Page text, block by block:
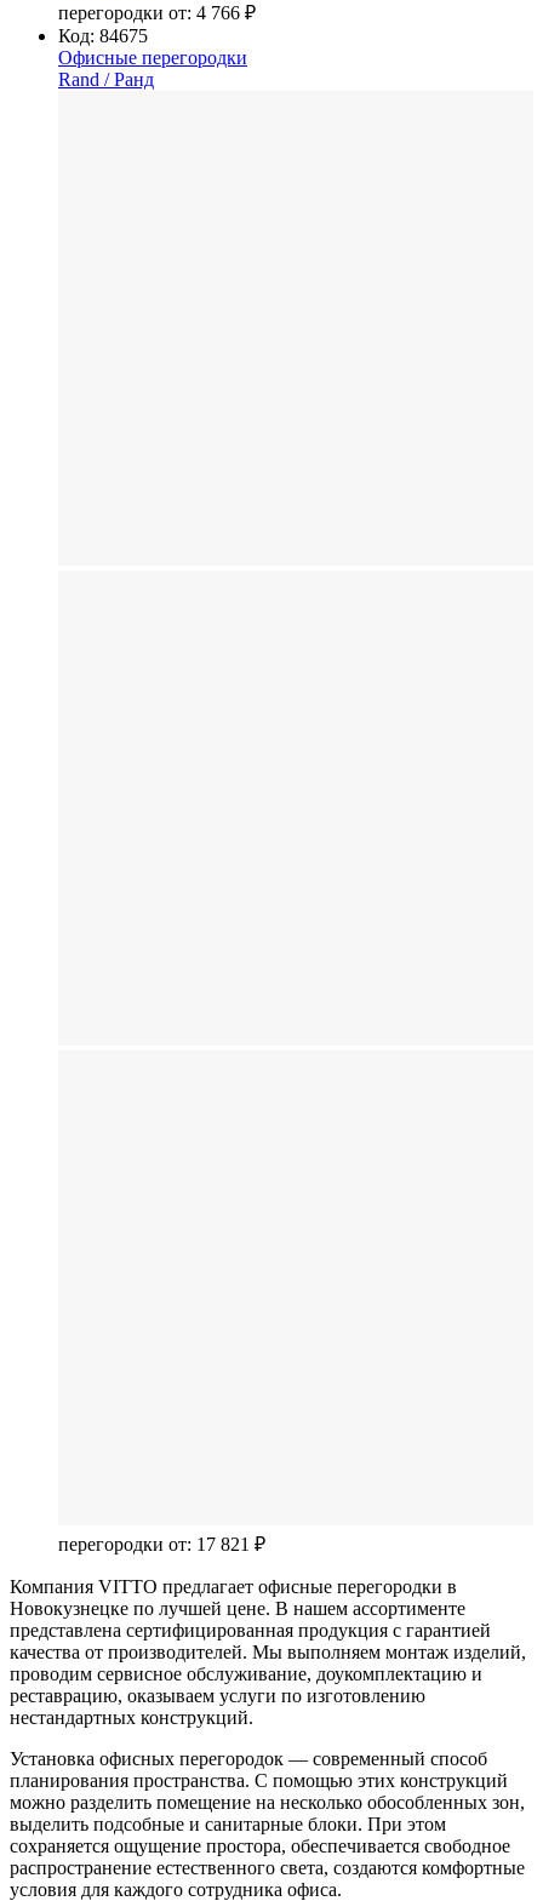
перегородки от: 4 766 ₽
Код: 84675
Офисные перегородки
Rand / Ранд
перегородки от: 17 821 ₽
Компания VITTO предлагает офисные перегородки в
Новокузнецке по лучшей цене. В нашем ассортименте
представлена сертифицированная продукция с гарантией
качества от производителей. Мы выполняем монтаж изделий,
проводим сервисное обслуживание, доукомплектацию и
реставрацию, оказываем услуги по изготовлению
нестандартных конструкций.
Установка офисных перегородок — современный способ
планирования пространства. С помощью этих конструкций
можно разделить помещение на несколько обособленных зон,
выделить подсобные и санитарные блоки. При этом
сохраняется ощущение простора, обеспечивается свободное
распространение естественного света, создаются комфортные
условия для каждого сотрудника офиса.